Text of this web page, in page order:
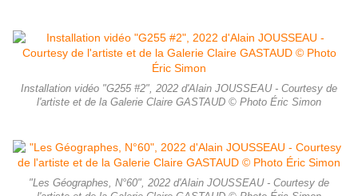
Installation vidéo "G255 #2", 2022 d'Alain JOUSSEAU - Courtesy de
l'artiste et de la Galerie Claire GASTAUD © Photo Éric Simon
"Les Géographes, N°60", 2022 d'Alain JOUSSEAU - Courtesy de